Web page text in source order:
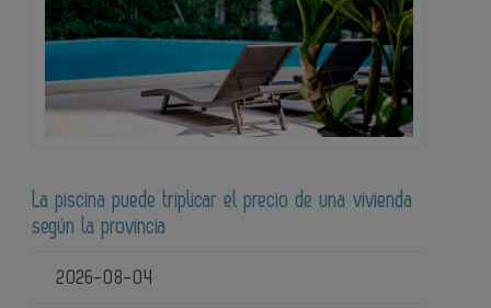
La piscina puede triplicar el precio de una vivienda
según la provincia
2026-08-04